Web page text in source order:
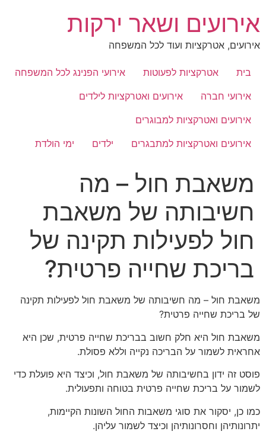
לתוכן
אירועים ושאר ירקות
אירועים, אטרקציות ועוד לכל המשפחה
בית אטרקציות לפעוטות
אירועי הפנינג לכל המשפחה
אירועי חברה
אירועים ואטרקציות לילדים
אירועים ואטרקציות למבוגרים
אירועים ואטרקציות למתבגרים
ילדים ימי הולדת
משאבת חול – מה
חשיבותה של משאבת
חול לפעילות תקינה של
בריכת שחייה פרטית?
משאבת חול – מה חשיבותה של משאבת חול לפעילות תקינה
של בריכת שחייה פרטית?
משאבת חול היא חלק חשוב בבריכת שחייה פרטית, שכן היא
אחראית לשמור על הבריכה נקייה וללא פסולת.
פוסט זה ידון בחשיבותה של משאבת חול, וכיצד היא פועלת כדי
לשמור על בריכת שחייה פרטית בטוחה ותפעולית.
כמו כן, יסקור את סוגי משאבות החול השונות הקיימות,
יתרונותיהן וחסרונותיהן וכיצד לשמור עליהן.